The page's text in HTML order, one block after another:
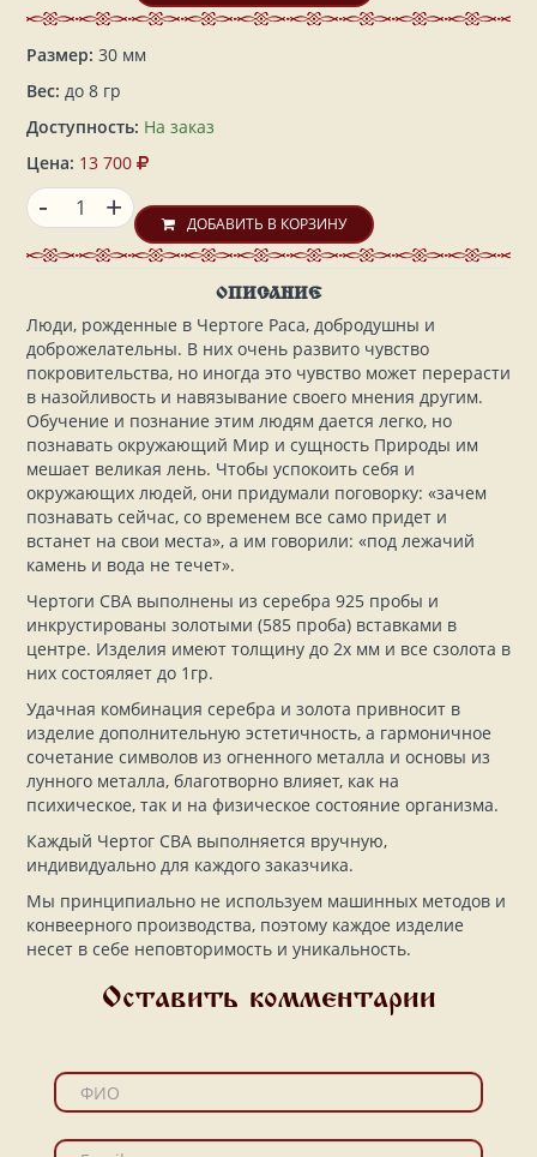
Размер: 30 мм
Вес: до 8 гр
Доступность: На заказ
Цена: 13 700
+
- ДОБАВИТЬ В КОРЗИНУ
ОПИСАНИЕ
Люди, рожденные в Чертоге Раса, добродушны и
доброжелательны. В них очень развито чувство
покровительства, но иногда это чувство может перерасти
в назойливость и навязывание своего мнения другим.
Обучение и познание этим людям дается легко, но
познавать окружающий Мир и сущность Природы им
мешает великая лень. Чтобы успокоить себя и
окружающих людей, они придумали поговорку: «зачем
познавать сейчас, со временем все само придет и
встанет на свои места», а им говорили: «под лежачий
камень и вода не течет».
Чертоги СВА выполнены из серебра 925 пробы и
инкрустированы золотыми (585 проба) вставками в
центре. Изделия имеют толщину до 2х мм и все сзолота в
них состояляет до 1гр.
Удачная комбинация серебра и золота привносит в
изделие дополнительную эстетичность, а гармоничное
сочетание символов из огненного металла и основы из
лунного металла, благотворно влияет, как на
психическое, так и на физическое состояние организма.
Каждый Чертог СВА выполняется вручную,
индивидуально для каждого заказчика.
Мы принципиально не используем машинных методов и
конвеерного производства, поэтому каждое изделие
несет в себе неповторимость и уникальность.
Оставить комментарии